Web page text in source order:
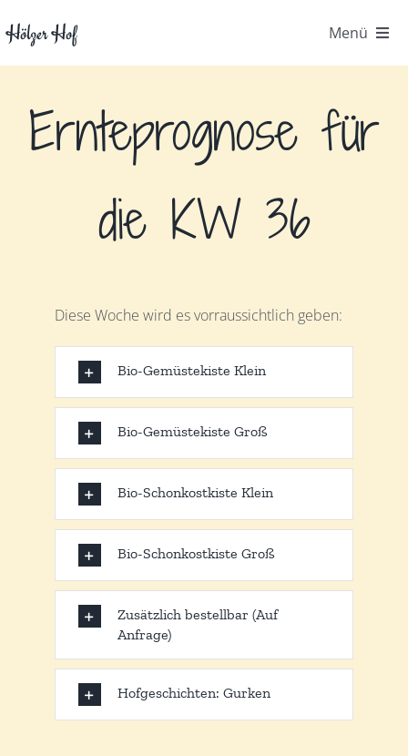
Inhalt
springen
Hölzer Hof Menü
Der Hof
Ernteprognose für
die KW 36
Diese Woche wird es vorraussichtlich geben:
Bio-Gemüstekiste Klein
Bio-Gemüstekiste Groß
Bio-Schonkostkiste Klein
Bio-Schonkostkiste Groß
Zusätzlich bestellbar (Auf
Anfrage)
Hofgeschichten: Gurken